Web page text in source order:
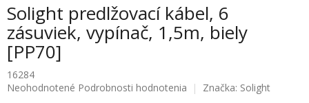
Solight predlžovací kábel, 6
zásuviek, vypínač, 1,5m, biely
[PP70]
16284
Priemerné
Neohodnotené Podrobnosti hodnotenia Značka: Solight